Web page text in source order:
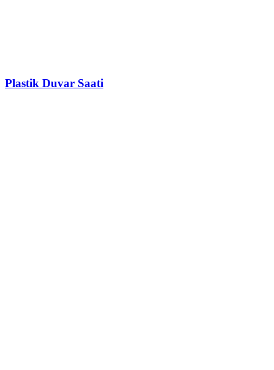
Plastik Duvar Saati